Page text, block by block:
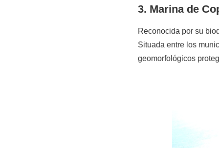
3. Marina de
Reconocida por su
Situada entre los
geomorfológicos